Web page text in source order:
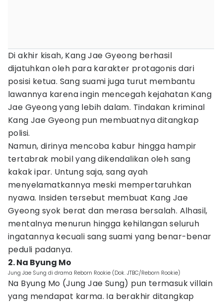
Di akhir kisah, Kang Jae Gyeong berhasil
dijatuhkan oleh para karakter protagonis dari
posisi ketua. Sang suami juga turut membantu
lawannya karena ingin mencegah kejahatan Kang
Jae Gyeong yang lebih dalam. Tindakan kriminal
Kang Jae Gyeong pun membuatnya ditangkap
polisi.
Namun, dirinya mencoba kabur hingga hampir
tertabrak mobil yang dikendalikan oleh sang
kakak ipar. Untung saja, sang ayah
menyelamatkannya meski mempertaruhkan
nyawa. Insiden tersebut membuat Kang Jae
Gyeong syok berat dan merasa bersalah. Alhasil,
mentalnya menurun hingga kehilangan seluruh
ingatannya kecuali sang suami yang benar-benar
peduli padanya.
2. Na Byung Mo
Jung Jae Sung di drama Reborn Rookie (Dok. JTBC/Reborn Rookie)
Na Byung Mo (Jung Jae Sung) pun termasuk villain
yang mendapat karma. Ia berakhir ditangkap